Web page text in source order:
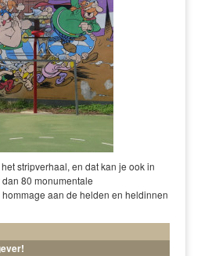
stripverhaal, en dat kan je ook in
80 monumentale
aan de helden en heldinnen